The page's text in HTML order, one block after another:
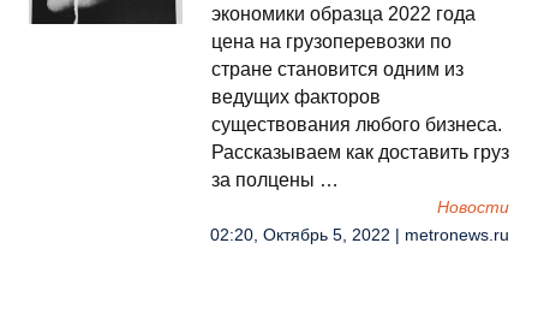
экономики образца 2022 года
цена на грузоперевозки по
стране становится одним из
ведущих факторов
существования любого бизнеса.
Рассказываем как доставить груз
за полцены …
Новости
02:20, Октябрь 5, 2022 | metronews.ru